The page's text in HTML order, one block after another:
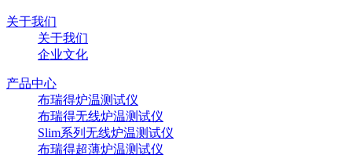
关于我们
关于我们
企业文化
产品中心
布瑞得炉温测试仪
布瑞得无线炉温测试仪
Slim系列无线炉温测试仪
布瑞得超薄炉温测试仪